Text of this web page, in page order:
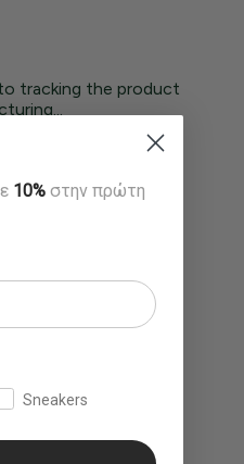
tracking the product
10% στην πρώτη
Sneakers